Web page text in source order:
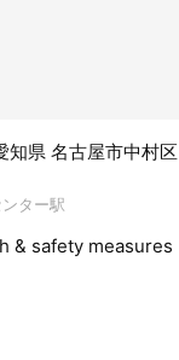
県 名古屋市中村
ター駅
& safety measures